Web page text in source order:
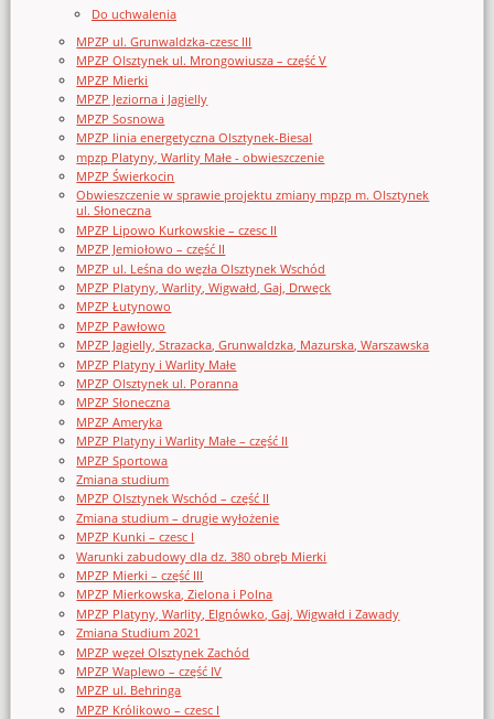
Do uchwalenia
MPZP ul. Grunwaldzka-czesc III
MPZP Olsztynek ul. Mrongowiusza – część V
MPZP Mierki
MPZP Jeziorna i Jagielly
MPZP Sosnowa
MPZP linia energetyczna Olsztynek-Biesal
mpzp Platyny, Warlity Małe - obwieszczenie
MPZP Świerkocin
Obwieszczenie w sprawie projektu zmiany mpzp m. Olsztynek
ul. Słoneczna
MPZP Lipowo Kurkowskie – czesc II
MPZP Jemiołowo – część II
MPZP ul. Leśna do węzła Olsztynek Wschód
MPZP Platyny, Warlity, Wigwałd, Gaj, Drwęck
MPZP Łutynowo
MPZP Pawłowo
MPZP Jagielly, Strazacka, Grunwaldzka, Mazurska, Warszawska
MPZP Platyny i Warlity Małe
MPZP Olsztynek ul. Poranna
MPZP Słoneczna
MPZP Ameryka
MPZP Platyny i Warlity Małe – część II
MPZP Sportowa
Zmiana studium
MPZP Olsztynek Wschód – część II
Zmiana studium – drugie wyłożenie
MPZP Kunki – czesc I
Warunki zabudowy dla dz. 380 obręb Mierki
MPZP Mierki – część III
MPZP Mierkowska, Zielona i Polna
MPZP Platyny, Warlity, Elgnówko, Gaj, Wigwałd i Zawady
Zmiana Studium 2021
MPZP węzeł Olsztynek Zachód
MPZP Waplewo – część IV
MPZP ul. Behringa
MPZP Królikowo – czesc I